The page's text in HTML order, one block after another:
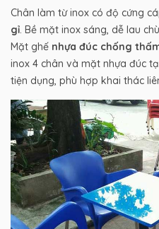
Chân làm từ inox có độ cứng
gỉ . Bề mặt inox sáng, dễ lau
Mặt ghế nhựa đúc chống
inox 4 chân và mặt nhựa đúc
tiện dụng, phù hợp khai thác